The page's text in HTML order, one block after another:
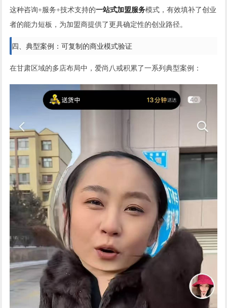
这种咨询+服务+技术支持的一站式加盟服务模式，有效填补了创业
者的能力短板，为加盟商提供了更具确定性的创业路径。
四、典型案例：可复制的商业模式验证
在甘肃区域的多店布局中，爱尚八戒积累了一系列典型案例：